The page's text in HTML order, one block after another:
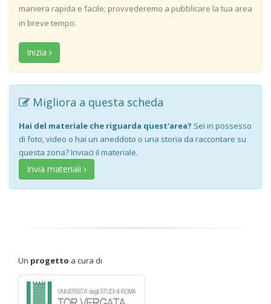
maniera rapida e facile; provvederemo a pubblicare la tua area
in breve tempo.
Inizia
Migliora a questa scheda
Hai del materiale che riguarda quest'area? Sei in possesso
di foto, video o hai un aneddoto o una storia da raccontare su
questa zona? Inviaci il materiale.
Invia materiali
Un progetto a cura di